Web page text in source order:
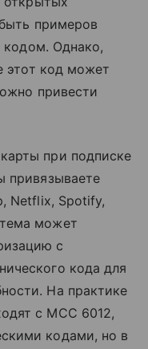
примеров
Однако,
этот код может
привести
при подписке
привязываете
Netflix, Spotify,
может
с
кода для
На практике
с MCC 6012,
кодами, но в